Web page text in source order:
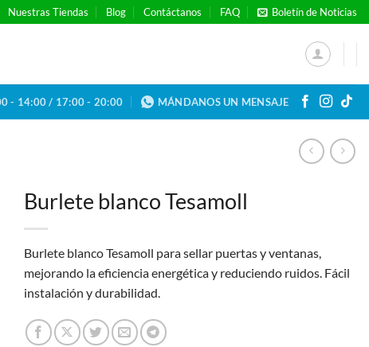
Nuestras Tiendas Blog Contáctanos FAQ Boletín de Noticias
- 14:00 / 17:00 - 20:00 MÁNDANOS UN MENSAJE
Burlete blanco Tesamoll
Burlete blanco Tesamoll para sellar puertas y ventanas,
mejorando la eficiencia energética y reduciendo ruidos. Fácil
instalación y durabilidad.